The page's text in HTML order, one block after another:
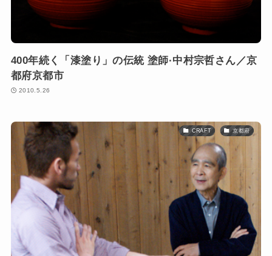
400年続く「漆塗り」の伝統 塗師·中村宗哲さん／京
都府京都市
2010.5.26
CRAFT 京都府